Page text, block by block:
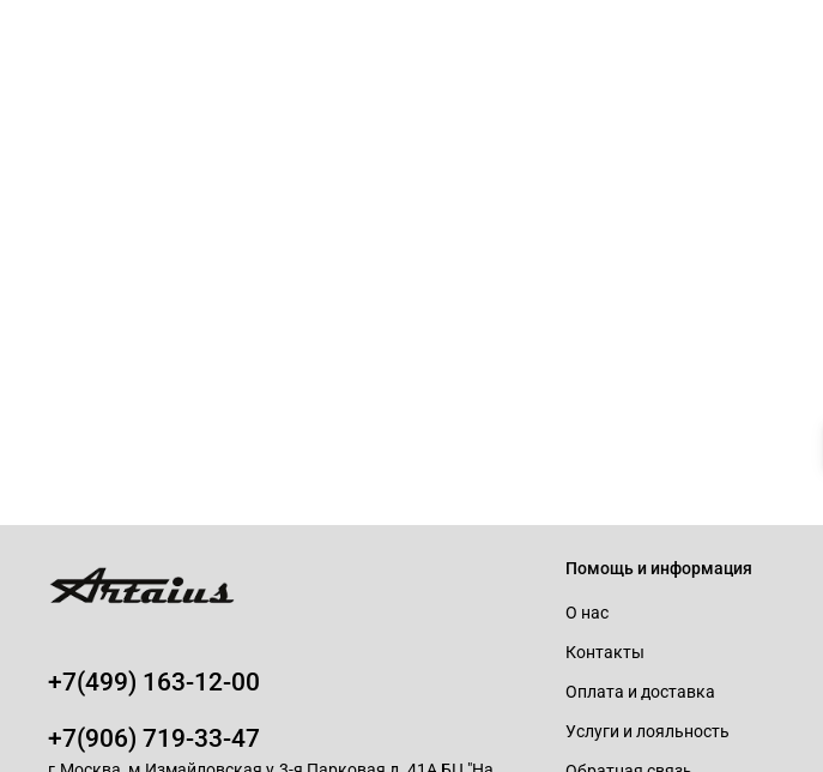
Помощь и информация
О нас
Контакты
Оплата и доставка
Услуги и лояльность
+7(499) 163-12-00
+7(906) 719-33-47